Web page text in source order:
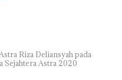
Riza Deliansyah pada
Sejahtera Astra 2020